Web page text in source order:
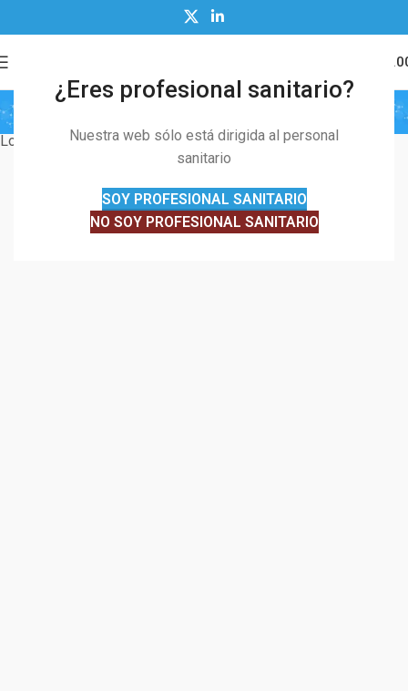
¿Eres profesional sanitario?
Nuestra web sólo está dirigida al personal
sanitario
SOY PROFESIONAL SANITARIO
NO SOY PROFESIONAL SANITARIO
Área privada
Lo siento, pero no tienes permiso para ver este contenido,